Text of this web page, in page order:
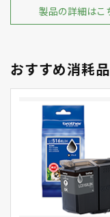
製品の詳細はこ
おすすめ消耗